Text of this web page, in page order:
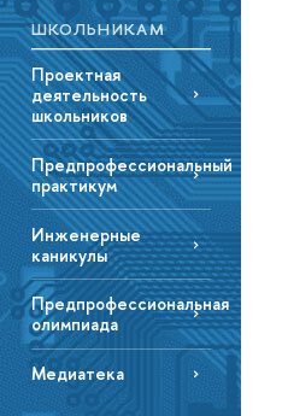
ШКОЛЬНИКАМ
Проектная
деятельность
школьников
Предпрофессиональный
практикум
Инженерные
каникулы
Предпрофессиональная
олимпиада
Медиатека